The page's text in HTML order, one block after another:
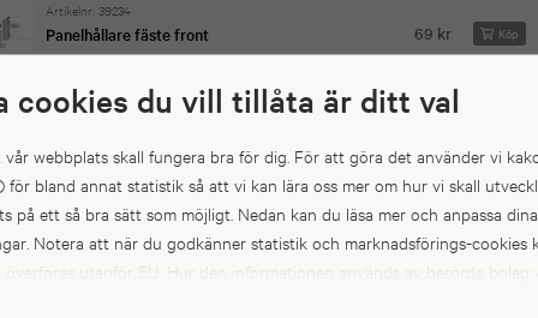
cookies du vill tillåta är ditt val
webbplats skall fungera bra för dig. För att göra det använder vi
för bland annat statistik så att vi kan lära oss mer om hur vi skall
på ett så bra sätt som möjligt. Nedan kan du läsa mer och anpassa dina
Notera att när du godkänner statistik och marknadsförings-cookies
överföras utanför EU. Hur den informationen används av berörda bolag
Artikelnr. 39234
Panelhållare fäste front 69 kr Köp
Artikelnr. 39233
Panelhållare fäste front 69 kr Köp